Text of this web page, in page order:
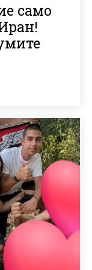
само